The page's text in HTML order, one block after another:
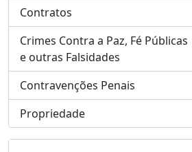
Contratos
, 5 resultados
Crimes Contra a Paz, Fé Públicas
e outras Falsidades
, 4 resultados
Contravenções Penais
, 4 resultados
Propriedade
, 4 resultados